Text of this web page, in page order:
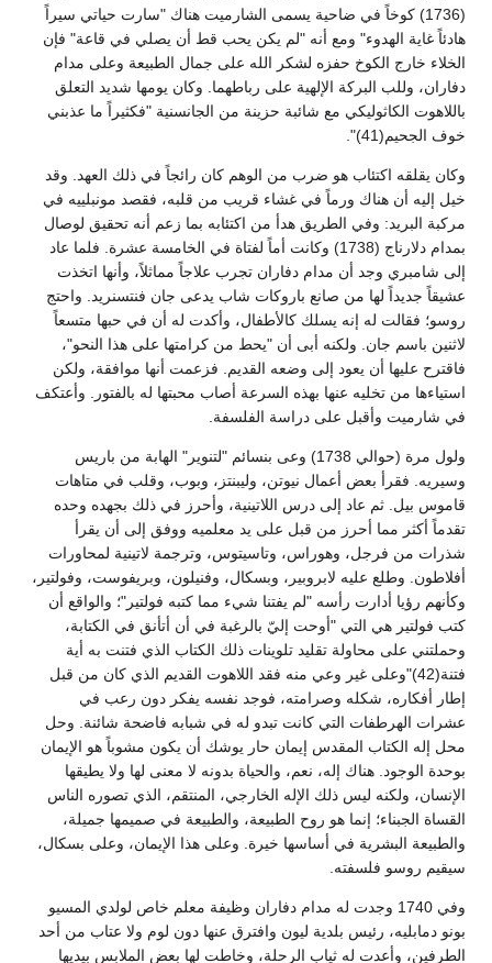
(1736) كوخاً في ضاحية يسمى الشارميت هناك "سارت حياتي سيراً
هادئاً غاية الهدوء" ومع أنه "لم يكن يحب قط أن يصلي في قاعة" فإن
الخلاء خارج الكوخ حفزه لشكر الله على جمال الطبيعة وعلى مدام
دفاران، وللب البركة الإلهية على رباطهما. وكان يومها شديد التعلق
باللاهوت الكاثوليكي مع شائبة حزينة من الجانسنية "فكثيراً ما عذبني
خوف الجحيم(41)".
وكان يقلقه اكتئاب هو ضرب من الوهم كان رائجاً في ذلك العهد. وقد
خيل إليه أن هناك ورماً في غشاء قريب من قلبه، فقصد مونبلييه في
مركبة البريد: وفي الطريق هدأ من اكتئابه بما زعم أنه تحقيق لوصال
بمدام دلارناج (1738) وكانت أماً لفتاة في الخامسة عشرة. فلما عاد
إلى شامبري وجد أن مدام دفاران تجرب علاجاً مماثلاً، وأنها اتخذت
عشيقاً جديداً لها من صانع باروكات شاب يدعى جان فنتسنريد. واحتج
روسو؛ فقالت له إنه يسلك كالأطفال، وأكدت له أن في حبها متسعاً
لاثنين باسم جان. ولكنه أبى أن "يحط من كرامتها على هذا النحو"،
فاقترح عليها أن يعود إلى وضعه القديم. فزعمت أنها موافقة، ولكن
استياءها من تخليه عنها بهذه السرعة أصاب محبتها له بالفتور. وأعتكف
في شارميت وأقبل على دراسة الفلسفة.
ولول مرة (حوالي 1738) وعى بنسائم "لتنوير" الهابة من باريس
وسيريه. فقرأ بعض أعمال نيوتن، وليبنتز، وبوب، وقلب في متاهات
قاموس بيل. ثم عاد إلى درس اللاتينية، وأحرز في ذلك بجهده وحده
تقدماً أكثر مما أحرز من قبل على يد معلميه ووفق إلى أن يقرأ
شذرات من فرجل، وهوراس، وتاسيتوس، وترجمة لاتينية لمحاورات
أفلاطون. وطلع عليه لابروبير، وبسكال، وفنيلون، وبريفوست، وفولتير،
وكأنهم رؤيا أدارت رأسه "لم يفتنا شيء مما كتبه فولتير"؛ والواقع أن
كتب فولتير هي التي "أوحت إليّ بالرغبة في أن أتأنق في الكتابة،
وحملتني على محاولة تقليد تلوينات ذلك الكتاب الذي فتنت به أية
فتنة(42)"وعلى غير وعي منه فقد اللاهوت القديم الذي كان من قبل
إطار أفكاره، شكله وصرامته، فوجد نفسه يفكر دون رعب في
عشرات الهرطفات التي كانت تبدو له في شبابه فاضحة شائنة. وحل
محل إله الكتاب المقدس إيمان حار يوشك أن يكون مشوباً هو الإيمان
بوحدة الوجود. هناك إله، نعم، والحياة بدونه لا معنى لها ولا يطيقها
الإنسان، ولكنه ليس ذلك الإله الخارجي، المنتقم، الذي تصوره الناس
القساة الجبناء؛ إنما هو روح الطبيعة، والطبيعة في صميمها جميلة،
والطبيعة البشرية في أساسها خيرة. وعلى هذا الإيمان، وعلى بسكال،
سيقيم روسو فلسفته.
وفي 1740 وجدت له مدام دفاران وظيفة معلم خاص لولدي المسيو
بونو دمابليه، رئيس بلدية ليون وافترق عنها دون لوم ولا عتاب من أحد
الطرفين، وأعدت له ثياب الرحلة، وخاطت لها بعض الملابس بيديها